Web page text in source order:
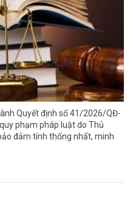
Quyết định số 41/2026/QĐ-
phạm pháp luật do Thủ
đảm tính thống nhất, minh